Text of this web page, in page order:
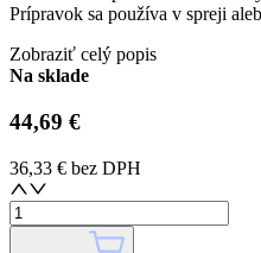
Prípravok sa používa v spreji
Zobraziť celý popis
Na sklade
44,69 €
36,33 € bez DPH